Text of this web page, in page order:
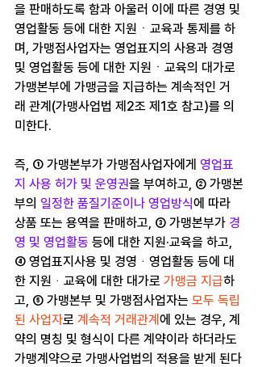
을 판매하도록 함과 아울러 이에 따른 경영 및
영업활동 등에 대한 지원ㆍ교육과 통제를 하
며, 가맹점사업자는 영업표지의 사용과 경영
및 영업활동 등에 대한 지원ㆍ교육의 대가로
가맹본부에 가맹금을 지급하는 계속적인 거
래 관계(가맹사업법 제2조 제1호 참고)를 의
미한다.
즉, ① 가맹본부가 가맹점사업자에게 영업표
지 사용 허가 및 운영권을 부여하고, ② 가맹본
부의 일정한 품질기준이나 영업방식에 따라
상품 또는 용역을 판매하고, ③ 가맹본부가 경
영 및 영업활동 등에 대한 지원·교육을 하고,
④ 영업표지사용 및 경영ᆞ영업활동 등에 대
한 지원ᆞ교육에 대한 대가로 가맹금 지급하
고, ⑤ 가맹본부 및 가맹점사업자는 모두 독립
된 사업자로 계속적 거래관계 에 있는 경우, 계
약의 명칭 및 형식이 다른 계약이라 하더라도
가맹계약으로 가맹사업법의 적용을 받게 된다